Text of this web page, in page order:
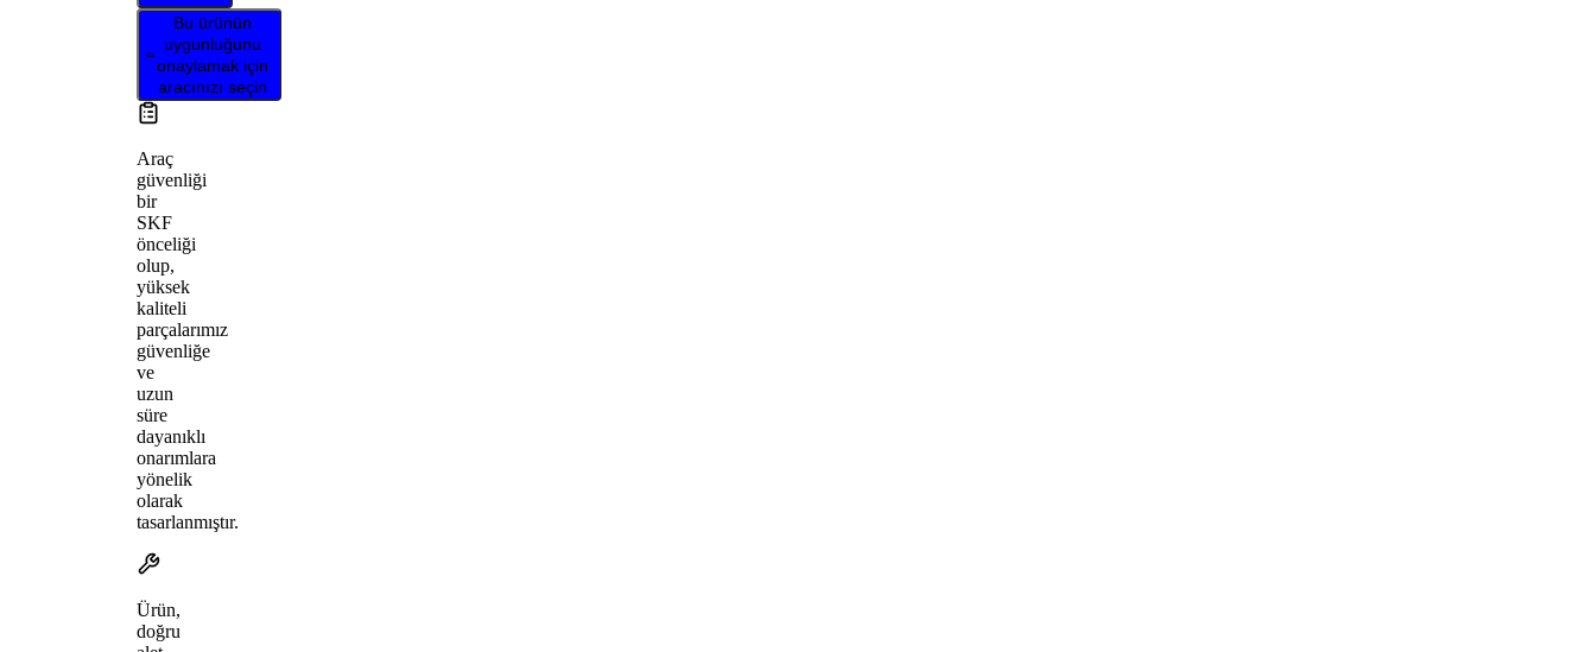
Bu ürünün
uygunluğunu
onaylamak için
aracınızı seçin
Araç
güvenliği
bir
SKF
önceliği
olup,
yüksek
kaliteli
parçalarımız
güvenliğe
ve
uzun
süre
dayanıklı
onarımlara
yönelik
olarak
tasarlanmıştır.
Ürün,
doğru